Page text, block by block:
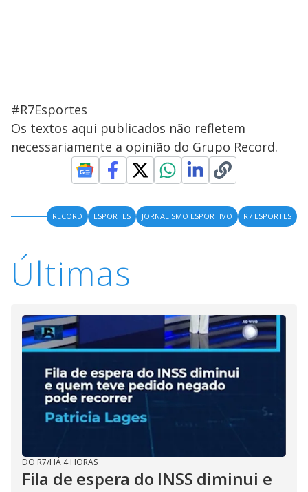
#R7Esportes
Os textos aqui publicados não refletem
necessariamente a opinião do Grupo Record.
RECORD ESPORTES JORNALISMO ESPORTIVO R7 ESPORTES
Últimas
DO R7/HÁ 4 HORAS
Fila de espera do INSS diminui e